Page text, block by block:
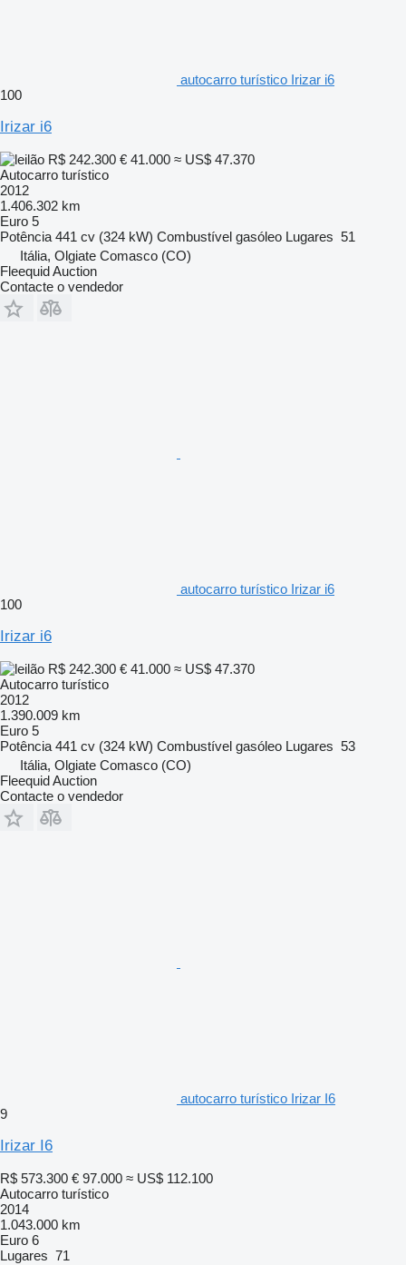
autocarro turístico Irizar i6
100
Irizar i6
R$ 242.300 € 41.000 ≈ US$ 47.370
Autocarro turístico
2012
1.406.302 km
Euro 5
Potência 441 cv (324 kW) Combustível gasóleo Lugares 51
Itália, Olgiate Comasco (CO)
Fleequid Auction
Contacte o vendedor
autocarro turístico Irizar i6
100
Irizar i6
R$ 242.300 € 41.000 ≈ US$ 47.370
Autocarro turístico
2012
1.390.009 km
Euro 5
Potência 441 cv (324 kW) Combustível gasóleo Lugares 53
Itália, Olgiate Comasco (CO)
Fleequid Auction
Contacte o vendedor
autocarro turístico Irizar I6
9
Irizar I6
R$ 573.300 € 97.000 ≈ US$ 112.100
Autocarro turístico
2014
1.043.000 km
Euro 6
Lugares 71